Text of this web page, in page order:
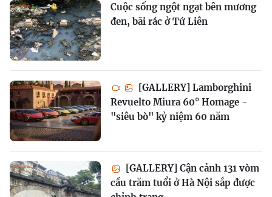
Cuộc sống ngột ngạt bên mương
đen, bãi rác ở Tứ Liên
[GALLERY] Lamborghini
Revuelto Miura 60° Homage -
"siêu bò" kỷ niệm 60 năm
[GALLERY] Cận cảnh 131 vòm
cầu trăm tuổi ở Hà Nội sắp được